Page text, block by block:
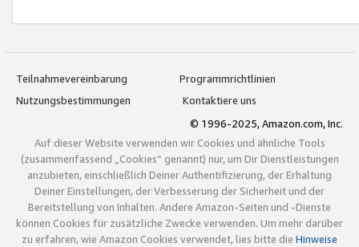
Teilnahmevereinbarung
Programmrichtlinien
Nutzungsbestimmungen
Kontaktiere uns
© 1996-2025, Amazon.com, Inc.
Auf dieser Website verwenden wir Cookies und ähnliche Tools
(zusammenfassend „Cookies“ genannt) nur, um Dir Dienstleistungen
anzubieten, einschließlich Deiner Authentifizierung, der Erhaltung
Deiner Einstellungen, der Verbesserung der Sicherheit und der
Bereitstellung von Inhalten. Andere Amazon-Seiten und -Dienste
können Cookies für zusätzliche Zwecke verwenden. Um mehr darüber
zu erfahren, wie Amazon Cookies verwendet, lies bitte die Hinweise